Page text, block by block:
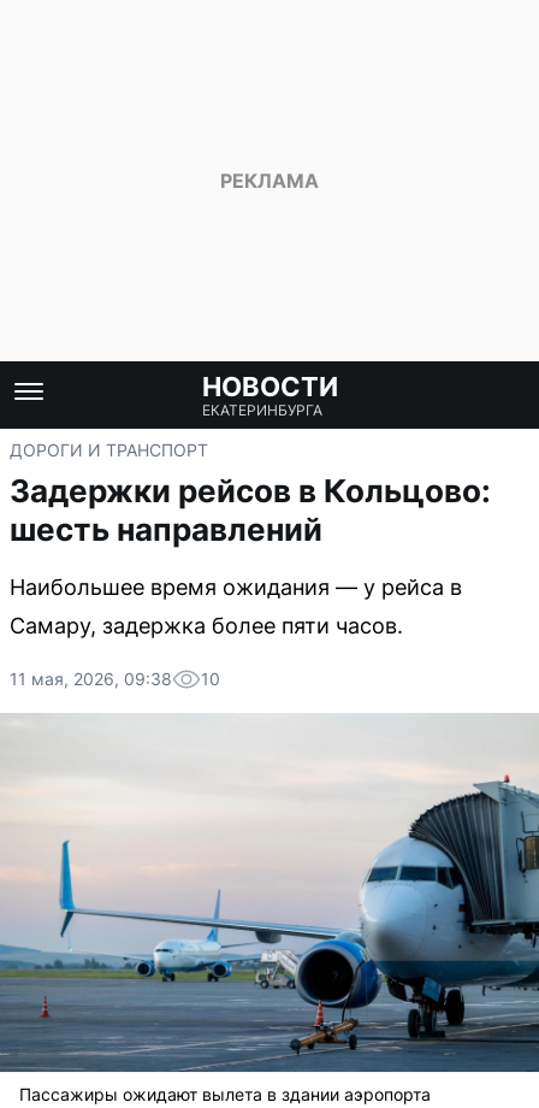
НОВОСТИ
ЕКАТЕРИНБУРГА
ДОРОГИ И ТРАНСПОРТ
Задержки рейсов в Кольцово:
шесть направлений
Наибольшее время ожидания — у рейса в
Самару, задержка более пяти часов.
11 мая, 2026, 09:38 10
Пассажиры ожидают вылета в здании аэропорта